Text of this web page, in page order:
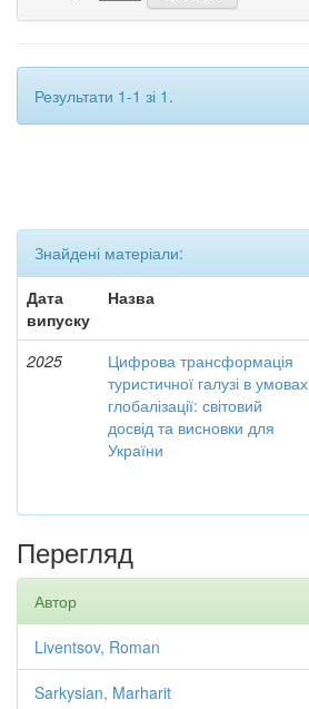
Результати 1-1 зі 1.
Знайдені матеріали:
Дата
випуску
Назва
2025
Цифрова трансформація
туристичної галузі в умовах
глобалізації: світовий
досвід та висновки для
України
Перегляд
Автор
Liventsov, Roman
Sarkysian, Marharit